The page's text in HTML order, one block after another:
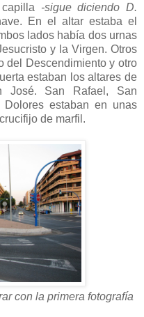
-sigue diciendo D.
En el altar estaba el
lados había dos urnas
y la Virgen. Otros
del Descendimiento y otro
estaban los altares de
José. San Rafael, San
estaban en unas
de marfil.
con la primera fotografía